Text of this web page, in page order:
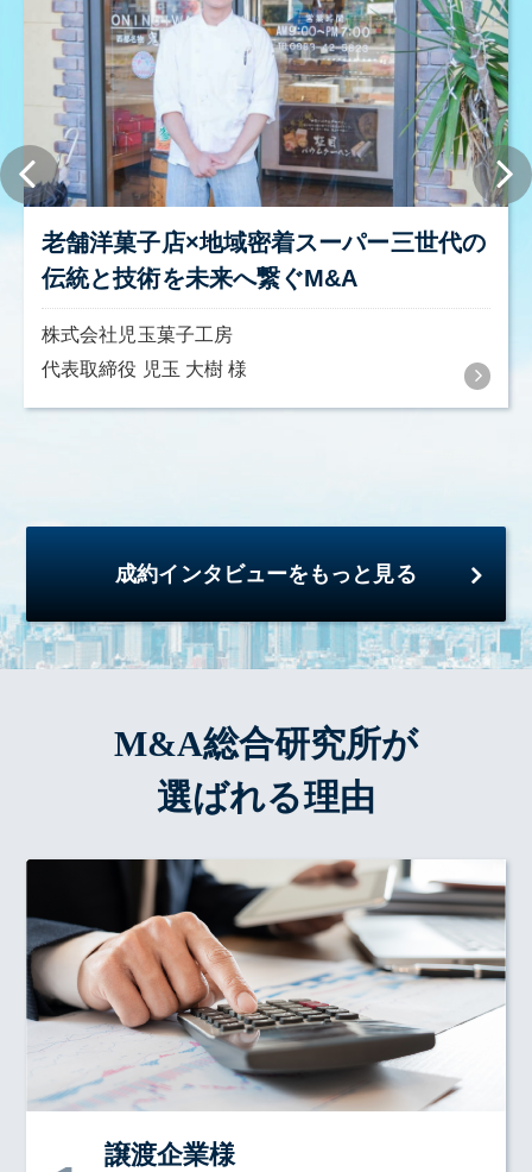
老舗洋菓子店×地域密着スーパー三世代の
伝統と技術を未来へ繋ぐM&A
株式会社児玉菓子工房
代表取締役 児玉 大樹 様
成約インタビューをもっと見る
M&A総合研究所が
選ばれる理由
譲渡企業様